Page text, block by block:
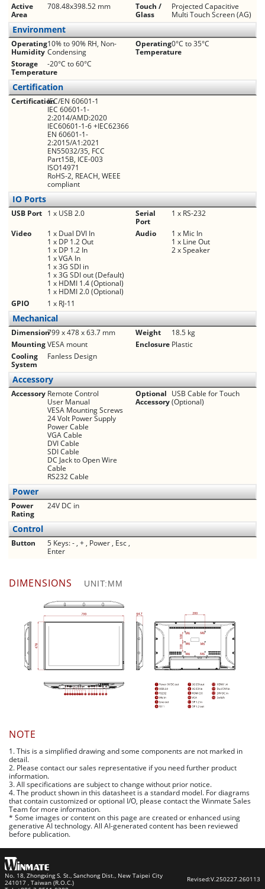
Active
Area
708.48x398.52 mm
Touch /
Glass
Projected Capacitive
Multi Touch Screen (AG)
Environment
Operating
Humidity
10% to 90% RH, Non-
Condensing
Operating
Temperature
0°C to 35°C
Storage
Temperature
-20°C to 60°C
Certification
CertificationIEC/EN 60601-1
IEC 60601-1-
2:2014/AMD:2020
IEC60601-1-6 +IEC62366
EN 60601-1-
2:2015/A1:2021
EN55032/35, FCC
Part15B, ICE-003
ISO14971
RoHS-2, REACH, WEEE
compliant
IO Ports
USB Port 1 x USB 2.0
Serial
Port
1 x RS-232
Video
1 x Dual DVI In
1 x DP 1.2 Out
1 x DP 1.2 In
1 x VGA In
1 x 3G SDI in
1 x 3G SDI out (Default)
1 x HDMI 1.4 (Optional)
1 x HDMI 2.0 (Optional)
Audio
1 x Mic In
1 x Line Out
2 x Speaker
GPIO 1 x RJ-11
Mechanical
Dimension799 x 478 x 63.7 mm Weight
18.5 kg
MountingVESA mount Enclosure Plastic
Cooling
System
Fanless Design
Accessory
Accessory Remote Control
User Manual
VESA Mounting Screws
24 Volt Power Supply
Power Cable
VGA Cable
DVI Cable
SDI Cable
DC Jack to Open Wire
Cable
RS232 Cable
Optional
Accessory
USB Cable for Touch
(Optional)
Power
Power
Rating
24V DC in
Control
Button
5 Keys: - , + , Power , Esc ,
Enter
DIMENSIONS UNIT:MM
NOTE
1. This is a simplified drawing and some components are not marked in
detail.
2. Please contact our sales representative if you need further product
information.
3. All specifications are subject to change without prior notice.
4. The product shown in this datasheet is a standard model. For diagrams
that contain customized or optional I/O, please contact the Winmate Sales
Team for more information.
* Some images or content on this page are created or enhanced using
generative AI technology. All AI-generated content has been reviewed
before publication.
No. 18, Zhongxing S. St., Sanchong Dist., New Taipei City
241017 , Taiwan (R.O.C.)
Revised:V.250227.260113